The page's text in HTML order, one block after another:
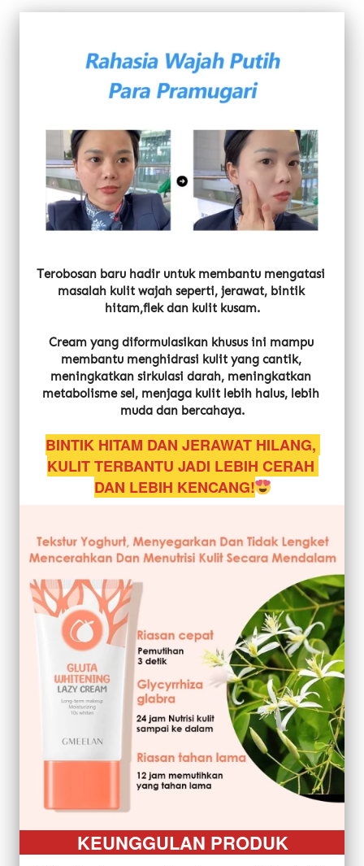
Terobosan baru hadir untuk membantu mengatasi
masalah kulit wajah seperti, jerawat, bintik
hitam,flek dan kulit kusam.
Cream yang diformulasikan khusus ini mampu
membantu menghidrasi kulit yang cantik,
meningkatkan sirkulasi darah, meningkatkan
metabolisme sel, menjaga kulit lebih halus, lebih
muda dan bercahaya.
BINTIK HITAM DAN JERAWAT HILANG,
KULIT TERBANTU JADI LEBIH CERAH
DAN LEBIH KENCANG!
KEUNGGULAN PRODUK